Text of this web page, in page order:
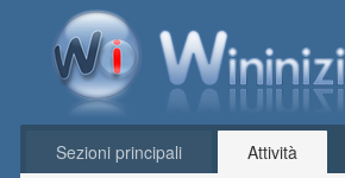
Sezioni principali Attività